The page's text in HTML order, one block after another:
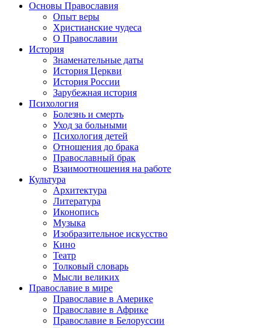
Основы Православия
Опыт веры
Христианские чудеса
О Православии
История
Знаменательные даты
История Церкви
История России
Зарубежная история
Психология
Болезнь и смерть
Уход за больными
Психология детей
Отношения до брака
Православный брак
Взаимоотношения на работе
Культура
Архитектура
Литература
Иконопись
Музыка
Изобразительное искусство
Кино
Театр
Толковый словарь
Мысли великих
Православие в мире
Православие в Америке
Православие в Африке
Православие в Белоруссии